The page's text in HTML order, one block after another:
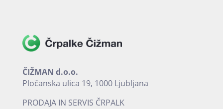
ČIŽMAN d.o.o.
Pločanska ulica 19, 1000 Ljubljana
PRODAJA IN SERVIS ČRPALK